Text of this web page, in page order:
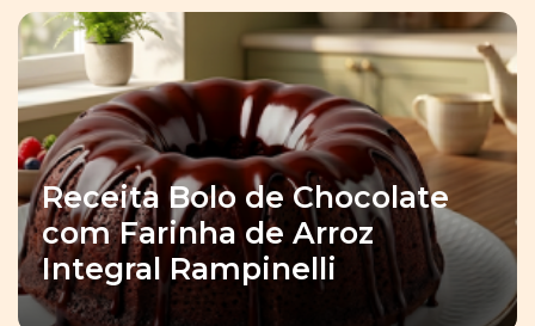
Receita Bolo de Chocolate
com Farinha de Arroz
Integral Rampinelli